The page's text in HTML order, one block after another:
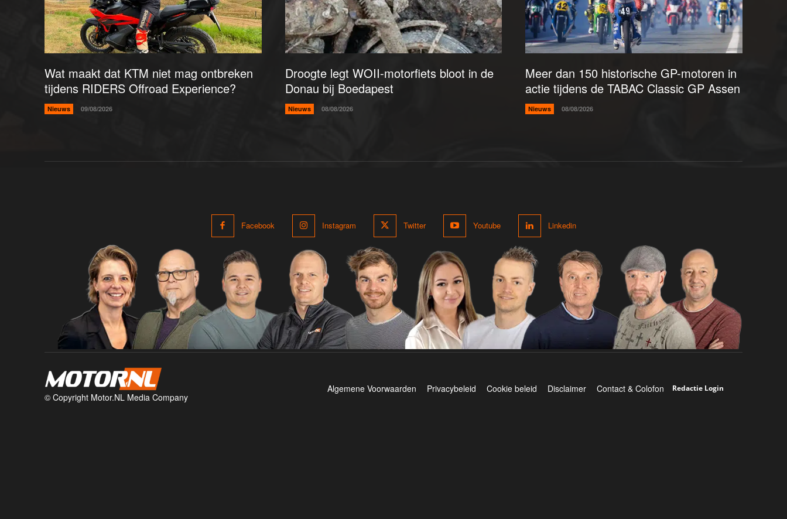
Wat maakt dat KTM niet mag ontbreken
tijdens RIDERS Offroad Experience?
Nieuws 09/08/2026
Droogte legt WOII-motorfiets bloot in de
Donau bij Boedapest
Nieuws 08/08/2026
Meer dan 150 historische GP-motoren in
actie tijdens de TABAC Classic GP Assen
Nieuws 08/08/2026
Facebook Instagram Twitter Youtube Linkedin
© Copyright Motor.NL Media Company
Algemene Voorwaarden Privacybeleid Cookie beleid Disclaimer Contact & Colofon Redactie Login